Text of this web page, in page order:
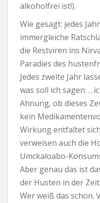
alkoholfrei ist!).
Wie gesagt: jedes
immergleiche
die Restviren ins
Paradies des
Jedes zweite Jahr
was soll ich sagen:
Ahnung, ob dieses
kein
Wirkung entfaltet
verweisen auch die
Umckaloabo-
Aber genau das ist
der Husten in der
Wer weiß das schon.